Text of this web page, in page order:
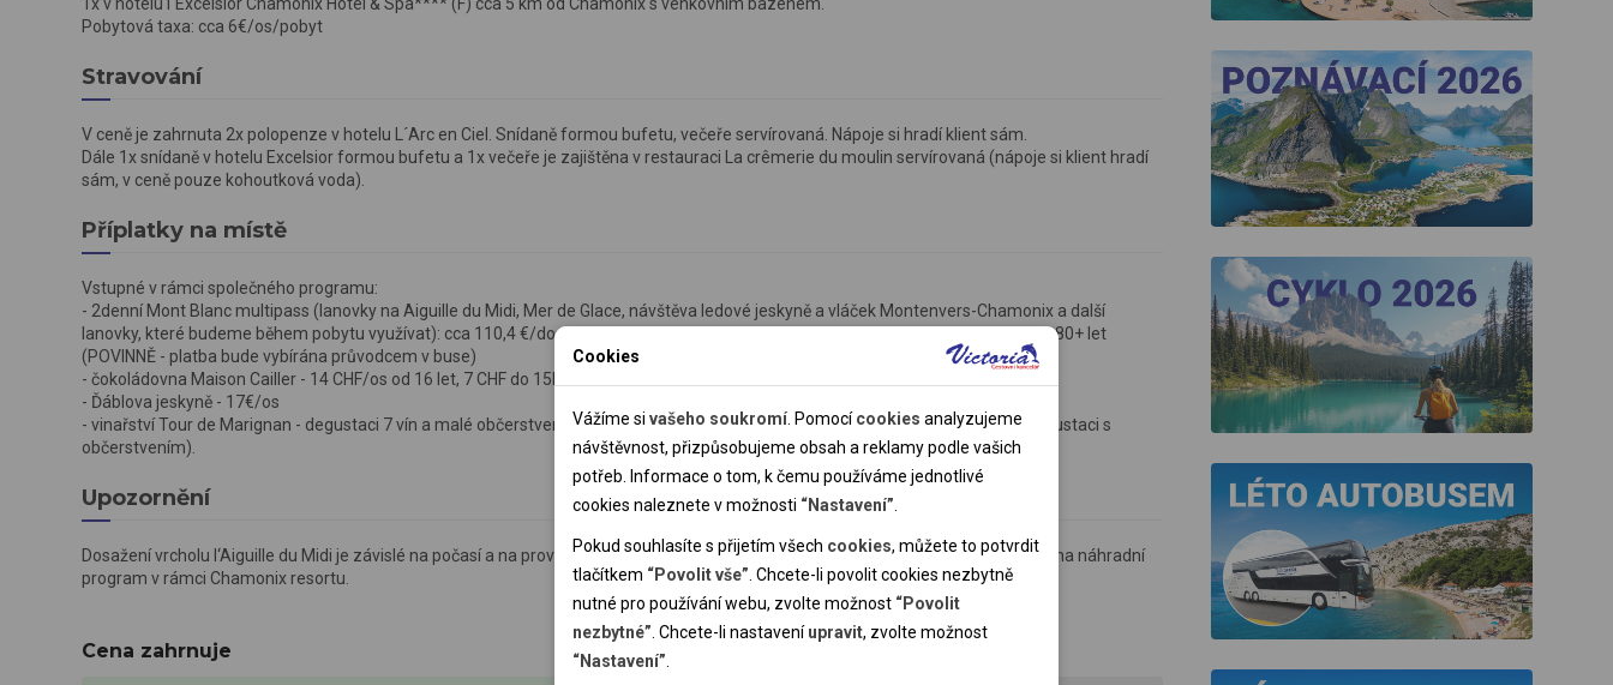
Pobytová taxa: cca 6€/os/pobyt
Stravování
V ceně je zahrnuta 2x polopenze v hotelu L´Arc en Ciel. Snídaně formou bufetu, večeře servírovaná. Nápoje si hradí klient sám.
Dále 1x snídaně v hotelu Excelsior formou bufetu a 1x večeře je zajištěna v restauraci La crêmerie du moulin servírovaná (nápoje si klient hradí
sám, v ceně pouze kohoutková voda).
Příplatky na místě
Vstupné v rámci společného programu:
- 2denní Mont Blanc multipass (lanovky na Aiguille du Midi, Mer de Glace, návštěva ledové jeskyně a vláček Montenvers-Chamonix a další
lanovky, které budeme během pobytu využívat): cca 110,4 €/dospělý; cca 94,3 €/děti 5-14 let a senioři 65-79 let; cca 56,7 €/senioři 80+ let
(POVINNĚ - platba bude vybírána průvodcem v buse)
- čokoládovna Maison Cailler - 14 CHF/os od 16 let, 7 CHF do 15let.
- Ďáblova jeskyně - 17€/os
- vinařství Tour de Marignan - degustaci 7 vín a malé občerstvení v podobě sýrů a uzenin - 15€/os (děti zdarma bez nároku na degustaci s
občerstvením).
Upozornění
Dosažení vrcholu l‘Aiguille du Midi je závislé na počasí a na provozu lanovky. CK negarantuje dosažení vrcholu a vyhrazuje si právo na náhradní
program v rámci Chamonix resortu.
Cena zahrnuje Cena nezahrnuje
Cookies
Vážíme si vašeho soukromí . Pomocícookies analyzujeme
návštěvnost, přizpůsobujeme obsah a reklamy podle vašich
potřeb. Informace o tom, k čemu používáme jednotlivé
cookies naleznete v možnosti “Nastavení”
Pokud souhlasíte s přijetím všech cookies, můžete to potvrdit
tlačítkem “Povolit vše” . Chcete-li povolit cookies nezbytně
nutné pro používání webu, zvolte možnost “Povolit
nezbytné” . Chcete-li nastaveníupravit, zvolte možnost
“Nastavení”
Nutné cookies pomáhají, aby byla webová stránka použitelná
tak, že umožní základní funkce jako navigace stránky a
přístup k zabezpečeným sekcím webové stránky. Webová
stránka nemůže správně fungovat bez těchto cookies.
Analytické cookies
Pomocí analytických cookies můžeme měřit návštěvnost
našeho webu, zdroje návštěv, výkon reklam a také jejich
dosah. Takto získaná data zpracováváme anonymně bez
Personální cookies
Personalizační soubory cookies nám umožňují přizpůsobit